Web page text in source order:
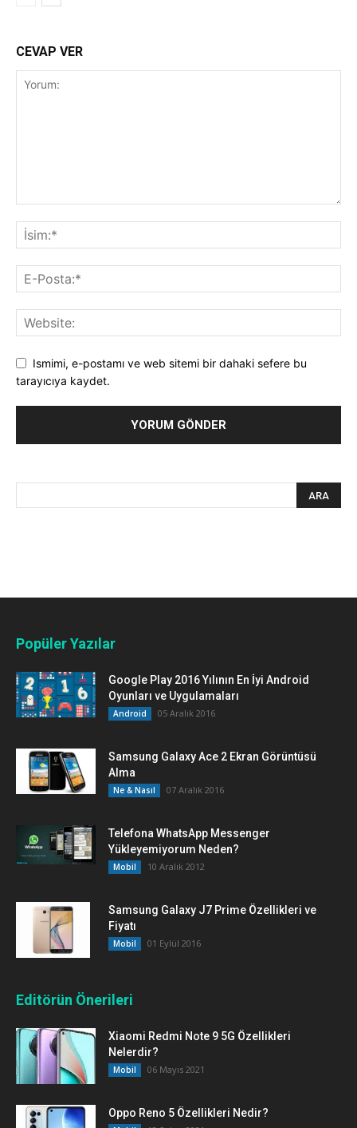
CEVAP VER
Ismimi, e-postamı ve web sitemi bir dahaki sefere bu
tarayıcıya kaydet.
Popüler Yazılar
Google Play 2016 Yılının En İyi Android
Oyunları ve Uygulamaları
Android 05 Aralık 2016
Samsung Galaxy Ace 2 Ekran Görüntüsü
Alma
Ne & Nasıl 07 Aralık 2016
Telefona WhatsApp Messenger
Yükleyemiyorum Neden?
Mobil 10 Aralık 2012
Samsung Galaxy J7 Prime Özellikleri ve
Fiyatı
Mobil 01 Eylül 2016
Editörün Önerileri
Xiaomi Redmi Note 9 5G Özellikleri
Nelerdir?
Mobil 06 Mayıs 2021
Oppo Reno 5 Özellikleri Nedir?